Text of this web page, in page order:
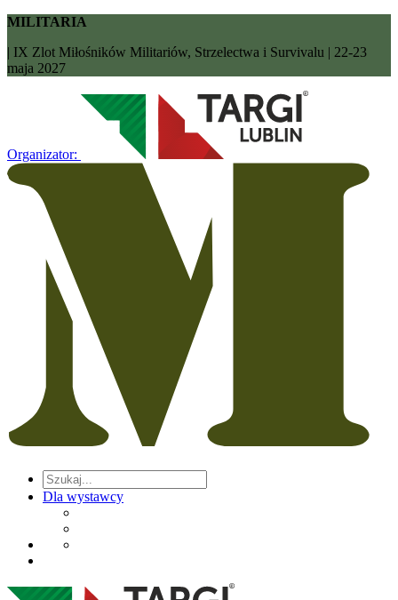
MILITARIA
| IX Zlot Miłośników Militariów, Strzelectwa i Survivalu | 22-23
maja 2027
Organizator:
Dla wystawcy